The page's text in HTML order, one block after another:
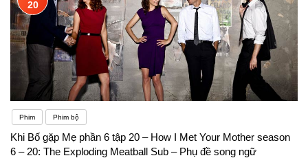
20
Phim Phim bộ
Khi Bố gặp Mẹ phần 6 tập 20 – How I Met Your Mother season
6 – 20: The Exploding Meatball Sub – Phụ đề song ngữ